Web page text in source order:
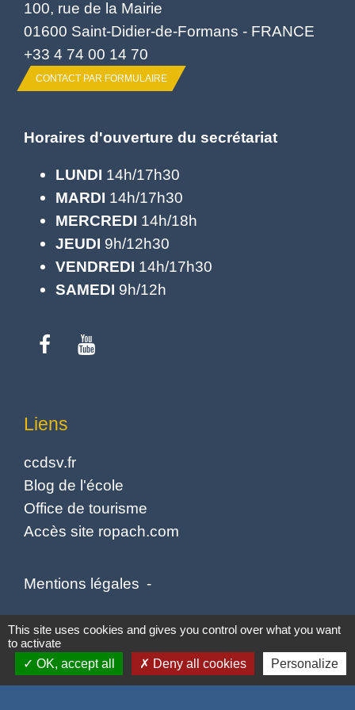
100, rue de la Mairie
01600 Saint-Didier-de-Formans - FRANCE
+33 4 74 00 14 70
CONTACT PAR FORMULAIRE
Horaires d'ouverture du secrétariat
LUNDI 14h/17h30
MARDI 14h/17h30
MERCREDI 14h/18h
JEUDI 9h/12h30
VENDREDI 14h/17h30
SAMEDI 9h/12h
Liens
ccdsv.fr
Blog de l'école
Office de tourisme
Accès site ropach.com
Mentions légales -
Politique de confidentialité - Accessibilité -
Plan du site - Gestion des cookies
This site uses cookies and gives you control over what you want
to activate
OK, accept all
Deny all cookies Personalize